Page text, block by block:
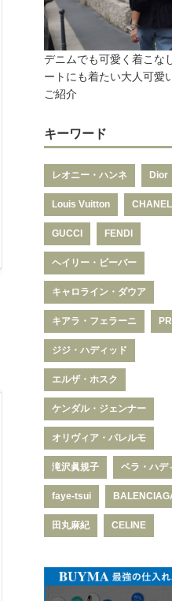
デニムでも可愛く着こな
ートにも着たい大人可愛
ご紹介
キーワード
レオニー・ハンネ Dior
Louis Vuitton CHANEL
GUCCI FENDI
ヘイリー・ビーバー
キャロライン・ダウア
キアラ・フェラーニ
ジジ・ハディッド
エルザ・ホスク
ケンダル・ジェンナー
オリヴィア・パレルモ
滝沢眞規子 ベラ・ハデ
faye-tsui
田丸麻紀 CELINE